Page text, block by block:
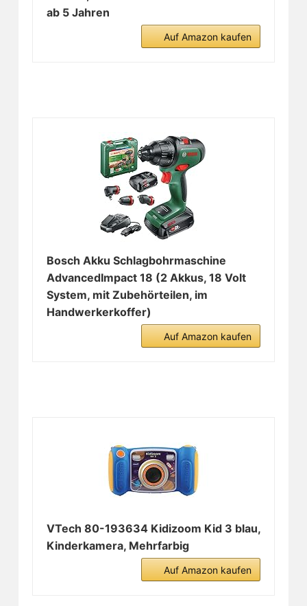
ab 5 Jahren
Auf Amazon kaufen
Bosch Akku Schlagbohrmaschine
AdvancedImpact 18 (2 Akkus, 18 Volt
System, mit Zubehörteilen, im
Handwerkerkoffer)
Auf Amazon kaufen
VTech 80-193634 Kidizoom Kid 3 blau,
Kinderkamera, Mehrfarbig
Auf Amazon kaufen